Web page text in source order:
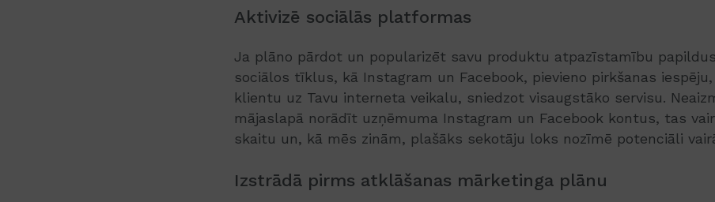
Aktivizē sociālās platformas
Ja plāno pārdot un popularizēt savu produktu atpazīstamību
sociālos tīklus, kā Instagram un Facebook, pievieno pirkšanas
klientu uz Tavu interneta veikalu, sniedzot visaugstāko servisu.
mājaslapā norādīt uzņēmuma Instagram un Facebook kontus, tas
skaitu un, kā mēs zinām, plašāks sekotāju loks nozīmē potenciāli
Izstrādā pirms atklāšanas mārketinga plānu